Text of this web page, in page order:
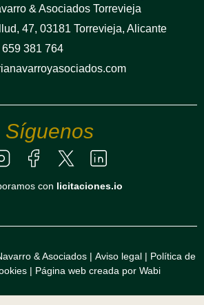
& Asociados Torrevieja
47, 03181 Torrevieja, Alicante
381 764
Síguenos
con licitaciones.io
& Asociados | Aviso legal | Política de
| Página web creada por Wabi